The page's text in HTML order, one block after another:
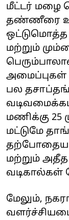
மீட்டர் மழை
தண்ணீரை
ஒட்டுமொத்த
மற்றும்
அமைப்புகள்
பல
மணிக்கு 25
மட்டுமே
தற்போதைய
மற்றும்
வடிகால்கள்
மேலும்,